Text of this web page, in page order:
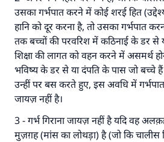
उसका गर्भपात करने में कोई शरई हित
हानि को दूर करना है, तो उसका गर्भपात
तक बच्चों की परवरिश में कठिनाई के डर
शिक्षा की लागत को वहन करने में असमर्थ
भविष्य के डर से या दंपति के पास जो बच्चे हैं
उन्हीं पर बस करते हुए, इस अवधि में
जायज़ नहीं है।
3- गर्भ गिराना जायज़ नहीं है यदि वह
मुज़ग़ह (मांस का लोथड़ा) है (जो कि चालीस
उत्तर संख्या 110845 ने